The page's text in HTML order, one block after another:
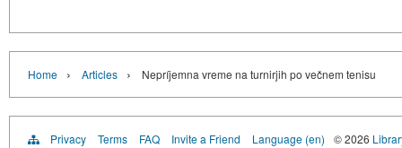
Home › Articles › Nepríjemna vreme na turnirjih po večnem tenisu
Privacy Terms FAQ Invite a Friend Language (en) © 2026